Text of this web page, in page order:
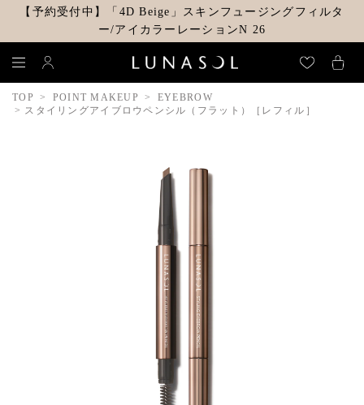
【予約受付中】「4D Beige」スキンフュージングフィルタ
ー/アイカラーレーションN 26
TOP POINT MAKEUP
EYEBROW
スタイリングアイブロウペンシル（フラット）［レフィル］